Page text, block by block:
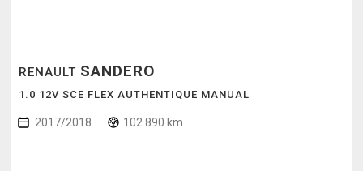
RENAULT SANDERO
1.0 12V SCE FLEX AUTHENTIQUE MANUAL
2017/2018 102.890 km